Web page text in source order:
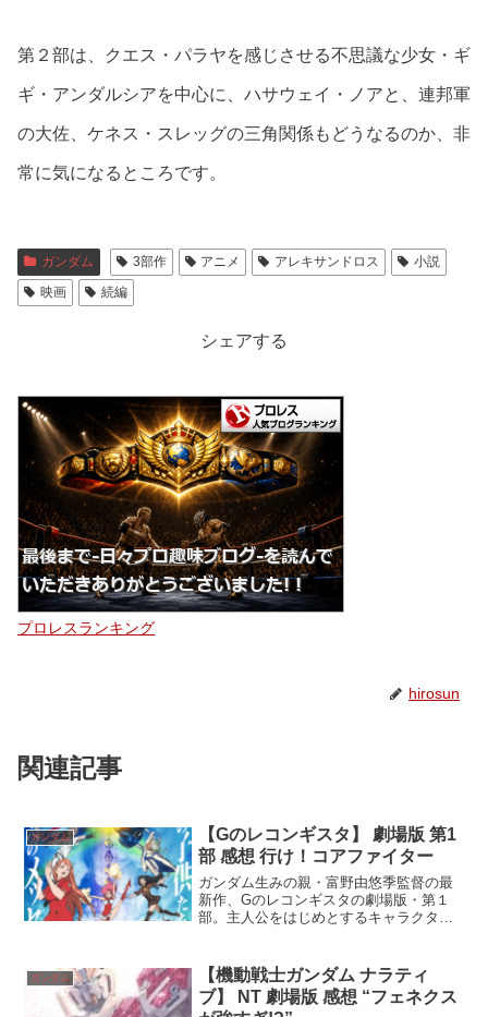
第２部は、クエス・パラヤを感じさせる不思議な少女・ギ
ギ・アンダルシアを中心に、ハサウェイ・ノアと、連邦軍
の大佐、ケネス・スレッグの三角関係もどうなるのか、非
常に気になるところです。
ガンダム 3部作 アニメ アレキサンドロス
小説
映画
続編
シェアする
プロレスランキング
hirosun
関連記事
ガンダム
【Gのレコンギスタ】 劇場版 第1
部 感想 行け！コアファイター
ガンダム生みの親・富野由悠季監督の最
新作、Gのレコンギスタの劇場版・第１
部。主人公をはじめとするキャラクター
ガンダム
【機動戦士ガンダム ナラティ
ブ】 NT 劇場版 感想 “フェネクス